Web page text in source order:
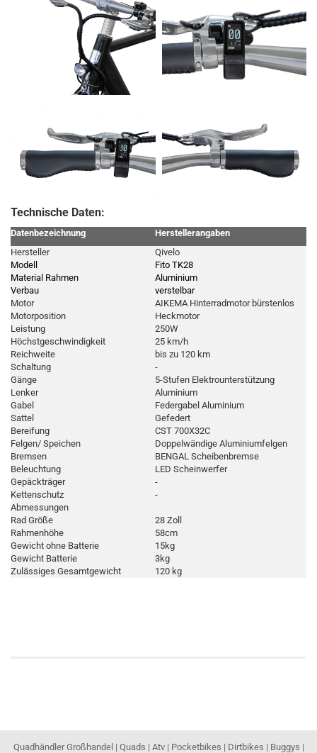
Technische Daten:
Datenbezeichnung
Herstellerangaben
Hersteller
Qivelo
Modell
Fito TK28
Material Rahmen
Aluminium
Verbau
verstelbar
Motor
AIKEMA Hinterradmotor bürstenlos
Motorposition
Heckmotor
Leistung
250W
Höchstgeschwindigkeit
25 km/h
Reichweite
bis zu 120 km
Schaltung
-
Gänge
5-Stufen Elektrounterstützung
Lenker
Aluminium
Gabel
Federgabel Aluminium
Sattel
Gefedert
Bereifung
CST 700X32C
Felgen/ Speichen
Doppelwändige Aluminiumfelgen
Bremsen
BENGAL Scheibenbremse
Beleuchtung
LED Scheinwerfer
Gepäckträger
-
Kettenschutz
-
Abmessungen
Rad Größe
28 Zoll
Rahmenhöhe
58cm
Gewicht ohne Batterie
15kg
Gewicht Batterie
3kg
Zulässiges Gesamtgewicht
120 kg
Quadhändler Großhandel | Quads | Atv | Pocketbikes | Dirtbikes | Buggys |